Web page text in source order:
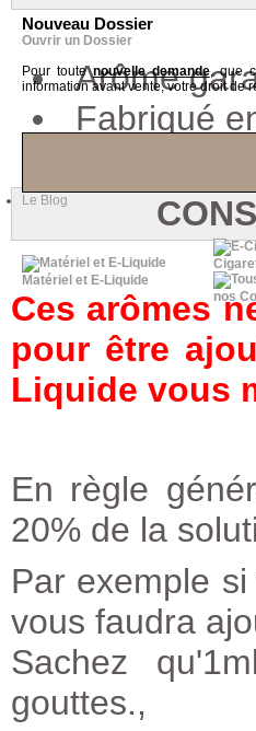
Nouveau Dossier
Ouvrir un Dossier
Pour toutenouvelle demande, que
information avant vente, votre droit de
Le Blog
Matériel et E-Liquide
nos
Arôme
Fabriqué
Ces arômes
pour être
Liquide vous
En règle
20% de la
Par exemple
vous faudra
Sachez
gouttes.,